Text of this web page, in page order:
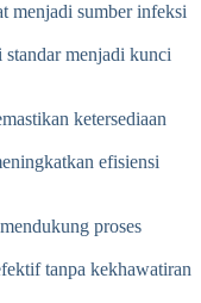
menjadi sumber infeksi
standar menjadi kunci
ketersediaan
efisiensi
proses
tanpa kekhawatiran